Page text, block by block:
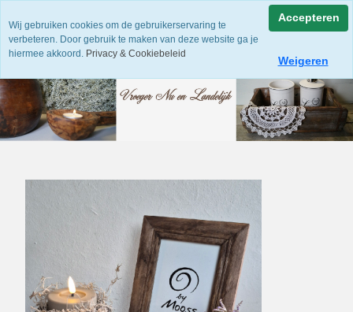
Wij gebruiken cookies om de gebruikerservaring te
verbeteren. Door gebruik te maken van deze website ga je
hiermee akkoord. Privacy & Cookiebeleid
Accepteren
Weigeren